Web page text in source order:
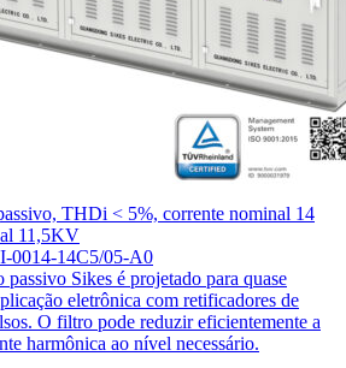
THDi < 5%, corrente nominal 14
11,5KV
0014-14C5/05-A0
Sikes é projetado para quase
eletrônica com retificadores de
O filtro pode reduzir eficientemente a
harmônica ao nível necessário.